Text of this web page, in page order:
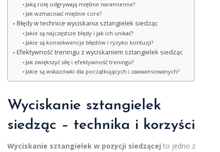
Jaką rolę odgrywają mięśnie naramienne?
Jak wzmacniać mięśnie core?
Błędy w technice wyciskania sztangielek siedząc
Jakie są najczęstsze błędy i jak ich unikać?
Jakie są konsekwencje błędów i ryzyko kontuzji?
Efektywność treningu z wyciskaniem sztangielek siedząc
Jak zwiększyć siłę i efektywność treningu?
Jakie są wskazówki dla początkujących i zaawansowanych?
Wyciskanie sztangielek
siedząc – technika i korzyści
Wyciskanie sztangielek w pozycji siedzącej to jedno z